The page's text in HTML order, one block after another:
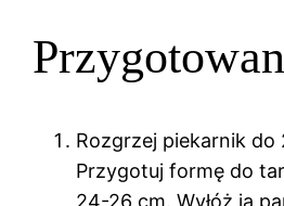
Rozgrzej piekarnik do
Przygotuj formę do
24-26 cm. Wyłóż ją